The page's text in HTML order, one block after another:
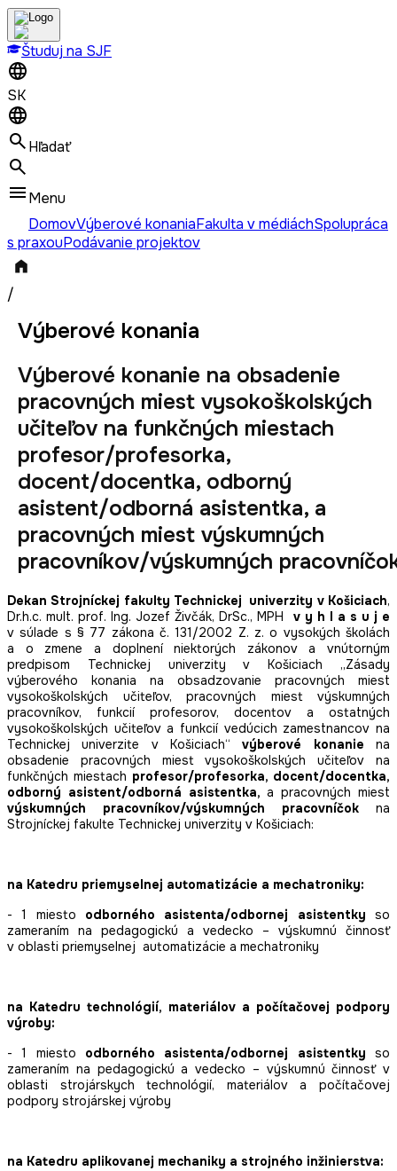
Študuj na SJF
SK
Hľadať
Menu
DomovVýberové konaniaFakulta v médiáchSpolupráca
s praxouPodávanie projektov
/
Výberové konania
Výberové konanie na obsadenie
pracovných miest vysokoškolských
učiteľov na funkčných miestach
profesor/profesorka,
docent/docentka, odborný
asistent/odborná asistentka, a
pracovných miest výskumných
pracovníkov/výskumných
Dekan Strojníckej fakulty Technickej univerzity v Košiciach,
Dr.h.c. mult. prof. Ing. Jozef Živčák, DrSc., MPH v y h l a s u j e
v súlade s § 77 zákona č. 131/2002 Z. z. o vysokých školách
a o zmene a doplnení niektorých zákonov a vnútorným
predpisom Technickej univerzity v Košiciach „Zásady
výberového konania na obsadzovanie pracovných miest
vysokoškolských učiteľov, pracovných miest výskumných
pracovníkov, funkcií profesorov, docentov a ostatných
vysokoškolských učiteľov a funkcií vedúcich zamestnancov na
Technickej univerzite v Košiciach“výberové konanie na
obsadenie pracovných miest vysokoškolských učiteľov na
funkčných miestach profesor/profesorka, docent/docentka,
odborný asistent/odborná asistentka, a pracovných miest
výskumných pracovníkov/výskumných pracovníčok na
Strojníckej fakulte Technickej univerzity v Košiciach:
na Katedru priemyselnej automatizácie a mechatroniky:
- 1 miesto odborného asistenta/odbornej asistentky so
zameraním na pedagogickú a vedecko – výskumnú činnosť
v oblasti priemyselnej automatizácie a mechatroniky
na Katedru technológií, materiálov a počítačovej podpory
výroby:
- 1 miesto odborného asistenta/odbornej asistentky so
zameraním na pedagogickú a vedecko – výskumnú činnosť v
oblasti strojárskych technológií, materiálov a počítačovej
podpory strojárskej výroby
na Katedru aplikovanej mechaniky a strojného inžinierstva: